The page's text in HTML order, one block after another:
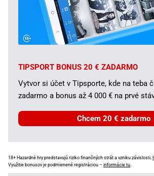
TIPSPORT BONUS 20 € ZADARMO
Vytvor si účet v Tipsporte, kde na teba
zadarmo a bonus až 4 000 € na prvé
Chcem 20 € zadarmo
18+ Hazardné hry predstavujú riziko finančných strát a vzniku závislosti.
Využitie bonusov je podmienené registráciou – informácie tu